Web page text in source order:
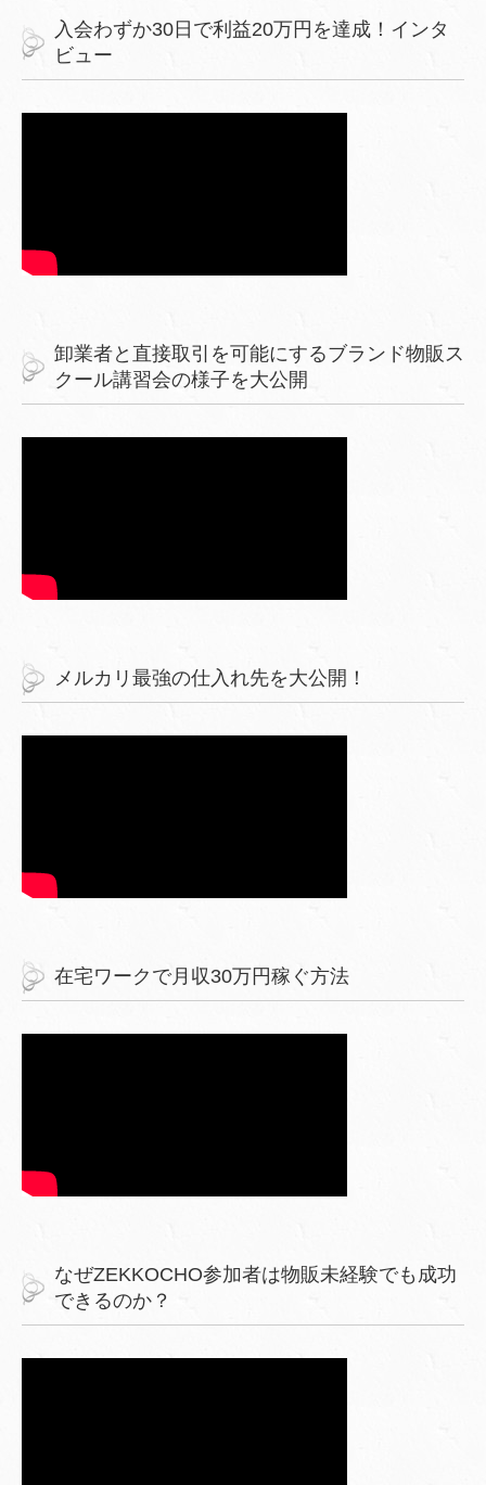
入会わずか30日で利益20万円を達成！インタ
ビュー
卸業者と直接取引を可能にするブランド物販ス
クール講習会の様子を大公開
メルカリ最強の仕入れ先を大公開！
在宅ワークで月収30万円稼ぐ方法
なぜZEKKOCHO参加者は物販未経験でも成功
できるのか？